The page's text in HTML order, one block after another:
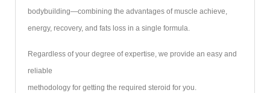
bodybuilding—combining the advantages of muscle achieve,
energy, recovery, and fats loss in a single formula.
Regardless of your degree of expertise, we provide an easy and
reliable
methodology for getting the required steroid for you.